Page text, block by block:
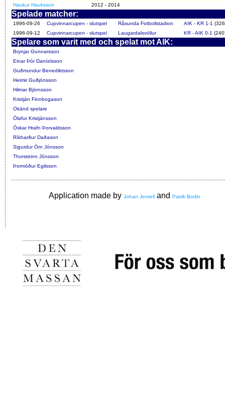
Haukur Hauksson 2012 - 2014
Spelade matcher:
1996-09-26 Cupvinnarcupen - slutspel Råsunda Fotbollstadion AIK - KR 1-1
1996-09-12
Cupvinnarcupen - slutspel Laugardalsvöllur KR - AIK 0-1
Spelare som varit med och spelat mot AIK:
Brynjar Gunnarsson
Einar Þór Daníelsson
Guðmundur Benediktsson
Heimir Guðjónsson
Hilmar Björnsson
Kristján Finnbogason
Okänd spelare
Ólafur Kristjánsson
Óskar Hrafn Þorvaldsson
Ríkharður Daðason
Sigurdur Örn Jónsson
Thorsteinn Jónsson
Þormóður Egilsson
Application made by Johan Jentell and Patrik Bodin